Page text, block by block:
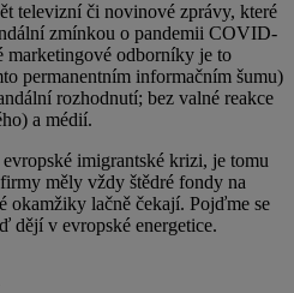
televizní či novinové zprávy, které
zmínkou o pandemii COVID-
marketingové odborníky je to
permanentním informačním šumu)
rozhodnutí; bez valné reakce
a médií.
imigrantské krizi, je tomu
měly vždy štědré fondy na
okamžiky lačně čekají. Pojďme se
dějí v evropské energetice.